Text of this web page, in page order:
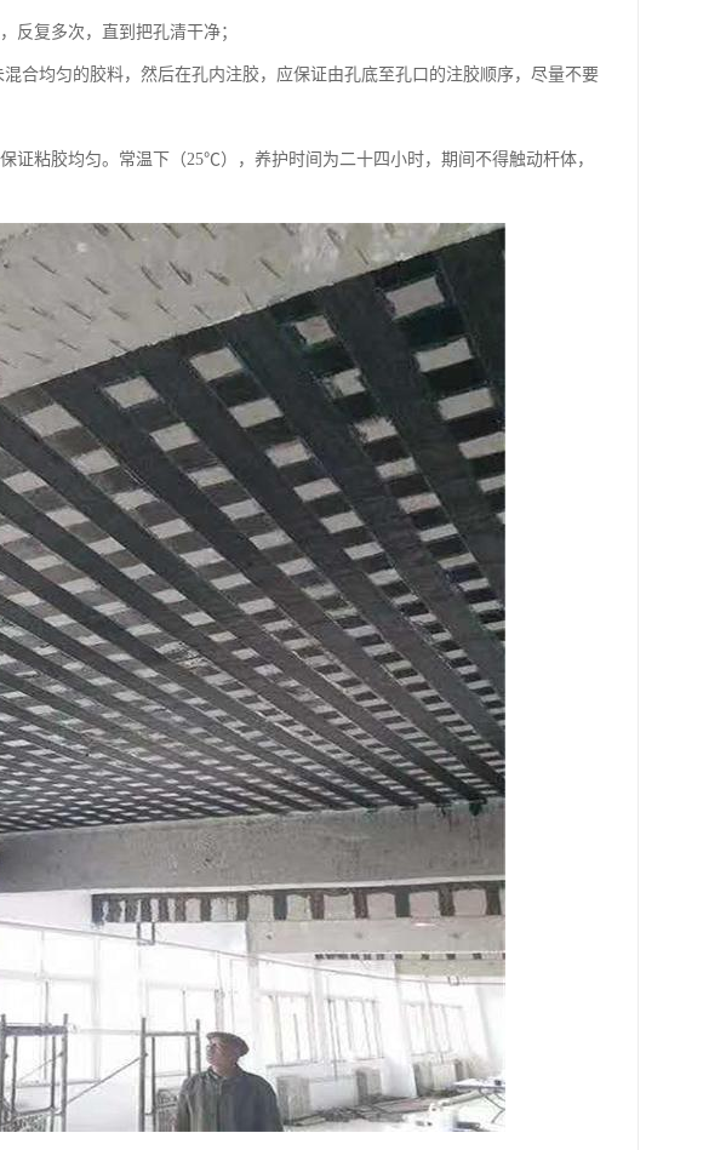
反复多次，直到把孔清干净；
合均匀的胶料，然后在孔内注胶，应保证由孔底至孔口的注胶顺序，尽量不要
证粘胶均匀。常温下（25℃），养护时间为二十四小时，期间不得触动杆体，